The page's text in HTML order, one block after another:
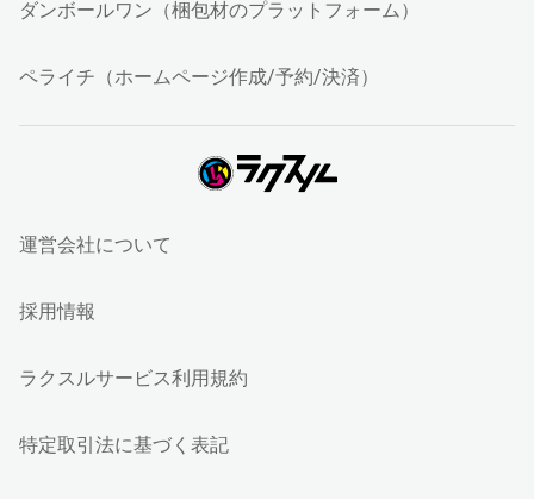
ダンボールワン（梱包材のプラットフォーム）
ペライチ（ホームページ作成/予約/決済）
運営会社について
採用情報
ラクスルサービス利用規約
特定取引法に基づく表記